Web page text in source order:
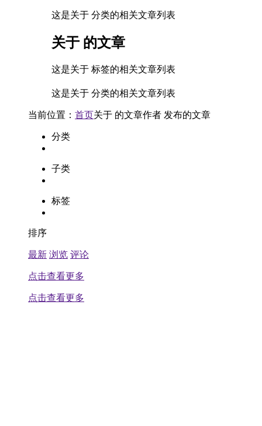
这是关于 分类的相关文章列表
关于 的文章
这是关于 标签的相关文章列表
这是关于 分类的相关文章列表
当前位置： 首页关于 的文章作者 发布的文章
分类
子类
标签
排序
最新 浏览 评论
点击查看更多
点击查看更多